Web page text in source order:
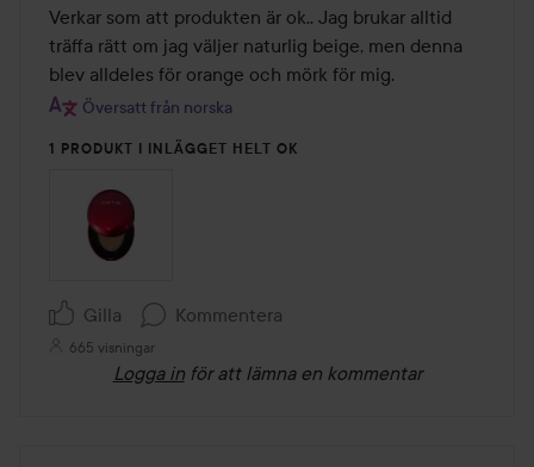
av
5
Verkar som att produkten är ok.. Jag brukar alltid
träffa rätt om jag väljer naturlig beige, men denna
blev alldeles för orange och mörk för mig.
Översatt från norska
1 PRODUKT I INLÄGGET HELT OK
Gilla Kommentera
665 visningar
Logga in för att lämna en kommentar